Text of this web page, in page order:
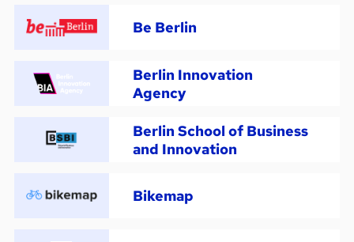
Be Berlin
Berlin Innovation
Agency
Berlin School of Business
and Innovation
Bikemap